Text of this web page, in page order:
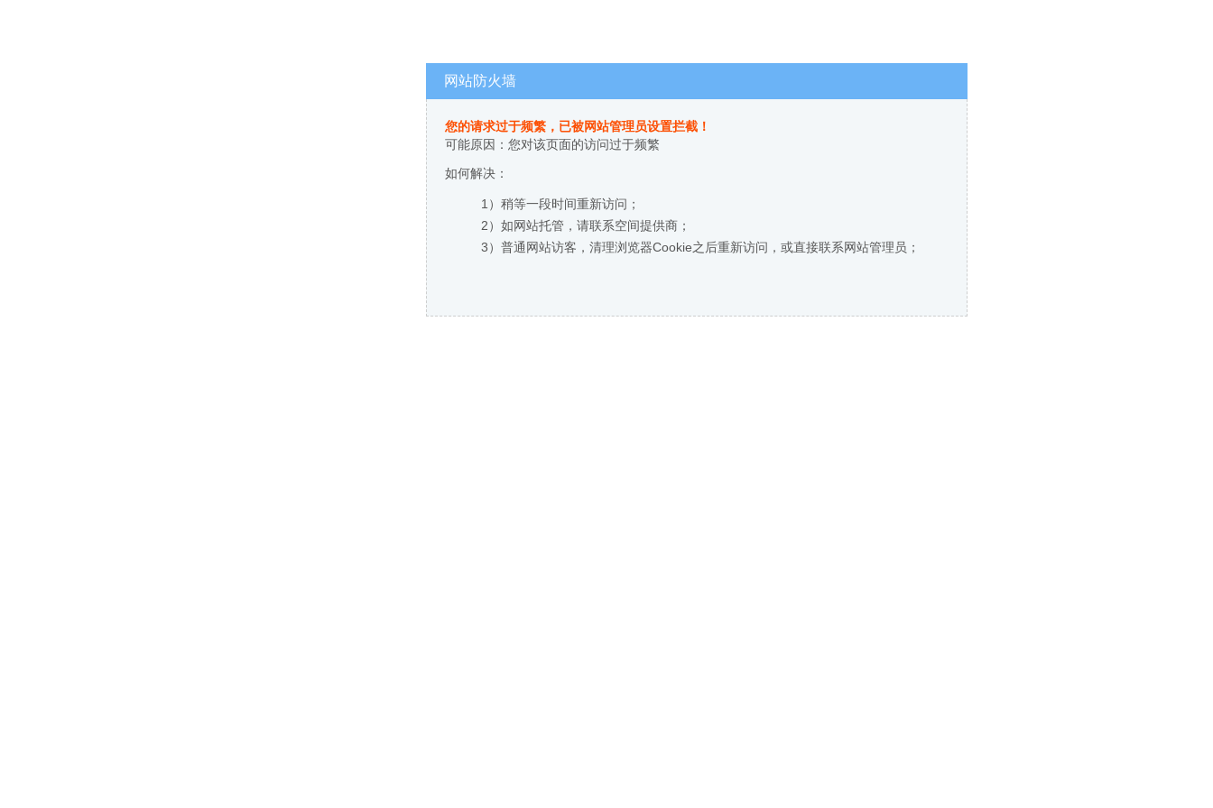
网站防火墙
您的请求过于频繁，已被网站管理员设置拦截！
可能原因：您对该页面的访问过于频繁
如何解决：
1）稍等一段时间重新访问；
2）如网站托管，请联系空间提供商；
3）普通网站访客，清理浏览器Cookie之后重新访问，或直接联系网站管理员；